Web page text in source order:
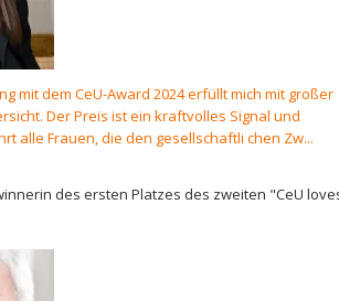
mit dem CeU-Award 2024 erfüllt mich mit großer
Der Preis ist ein kraftvolles Signal und
alle Frauen, die den gesellschaftli chen Zw...
des ersten Platzes des zweiten "CeU